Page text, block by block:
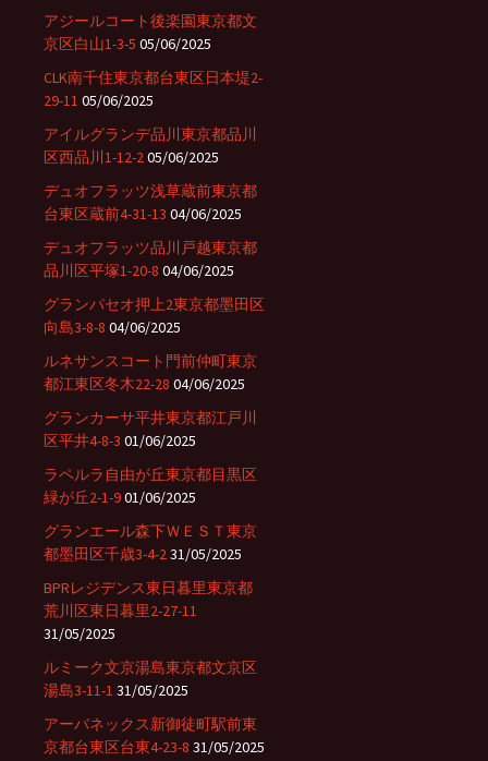
アジールコート後楽園東京都文
京区白山1-3-5 05/06/2025
CLK南千住東京都台東区日本堤2-
29-11 05/06/2025
アイルグランデ品川東京都品川
区西品川1-12-205/06/2025
デュオフラッツ浅草蔵前東京都
台東区蔵前4-31-13 04/06/2025
デュオフラッツ品川戸越東京都
品川区平塚1-20-8 04/06/2025
グランパセオ押上2東京都墨田区
向島3-8-8 04/06/2025
ルネサンスコート門前仲町東京
都江東区冬木22-28 04/06/2025
グランカーサ平井東京都江戸川
区平井4-8-3 01/06/2025
ラペルラ自由が丘東京都目黒区
緑が丘2-1-901/06/2025
グランエール森下ＷＥＳＴ東京
都墨田区千歳3-4-231/05/2025
BPRレジデンス東日暮里東京都
荒川区東日暮里2-27-11
31/05/2025
ルミーク文京湯島東京都文京区
湯島3-11-1 31/05/2025
アーバネックス新御徒町駅前東
京都台東区台東4-23-8 31/05/2025